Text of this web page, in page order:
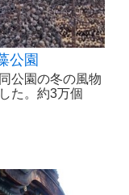
公園
公園の冬の風物
た。約3万個